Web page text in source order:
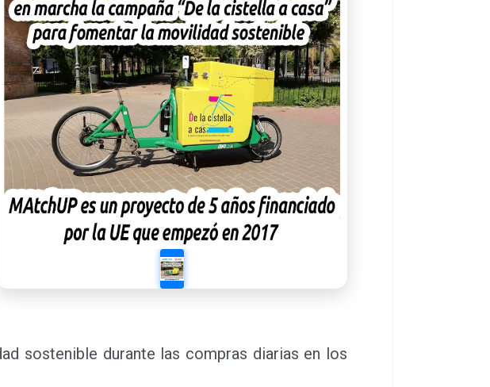
sostenible durante las compras diarias en los